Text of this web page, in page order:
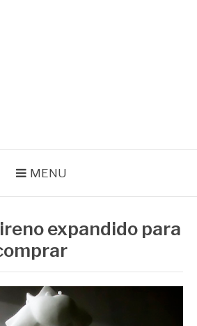
MENU
expandido para